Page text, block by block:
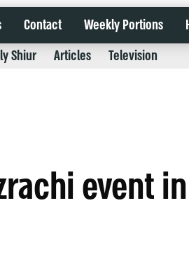
Contact Weekly Portions
Shiur Articles Television
event